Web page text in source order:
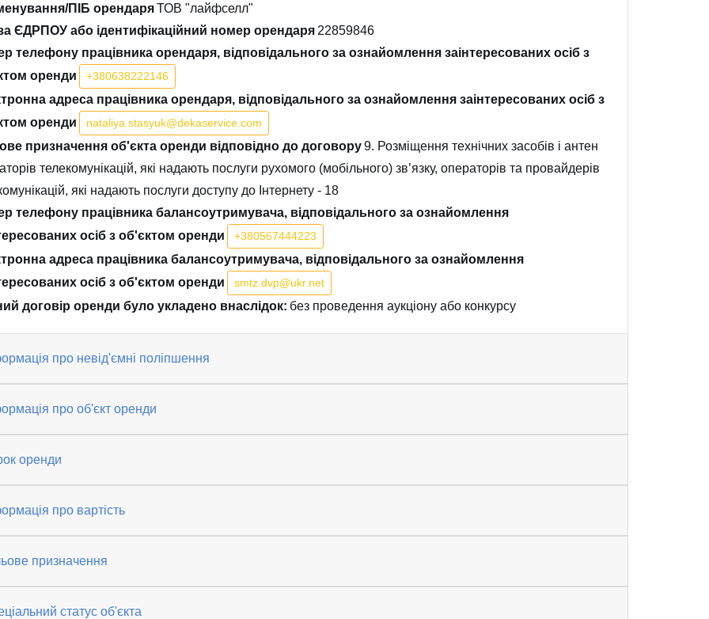
ПІБ орендаря ТОВ "лайфселл"
ЄДРПОУ або ідентифікаційний номер орендаря 22859846
телефону працівника орендаря, відповідального за ознайомлення заінтересованих осіб з
оренди
+380638222146
адреса працівника орендаря, відповідального за ознайомлення заінтересованих осіб з
оренди
nataliya.stasyuk@dekaservice.com
призначення об'єкта оренди відповідно до договору 9. Розміщення технічних засобів і антен
телекомунікацій, які надають послуги рухомого (мобільного) зв’язку, операторів та провайдерів
які надають послуги доступу до Інтернету - 18
телефону працівника балансоутримувача, відповідального за ознайомлення
осіб з об'єктом оренди
+380567444223
адреса працівника балансоутримувача, відповідального за ознайомлення
осіб з об'єктом оренди
smtz.dvp@ukr.net
договір оренди було укладено внаслідок: без проведення аукціону або конкурсу
про невід'ємні поліпшення
про об'єкт оренди
оренди
про вартість
призначення
статус об'єкта